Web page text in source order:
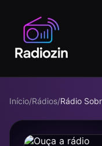
Início/Rádios/Rádio